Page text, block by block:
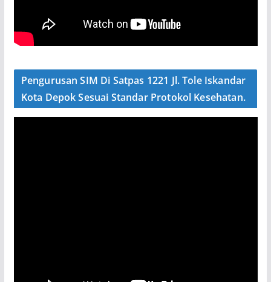
Pengurusan SIM Di Satpas 1221 Jl. Tole Iskandar
Kota Depok Sesuai Standar Protokol Kesehatan.